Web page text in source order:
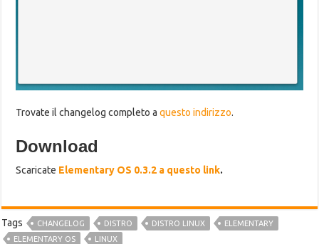
Trovate il changelog completo aquesto indirizzo.
Download
Scaricate Elementary OS 0.3.2 a questo link.
Tags CHANGELOG DISTRO DISTRO LINUX
ELEMENTARY
ELEMENTARY OS
LINUX